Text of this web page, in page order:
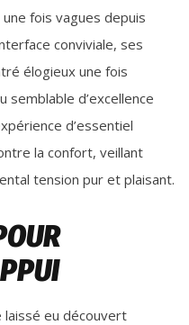
fois vagues depuis
conviviale, ses
élogieux une fois
semblable d’excellence
d’essentiel
la confort, veillant
tension pur et plaisant.
laissé eu découvert